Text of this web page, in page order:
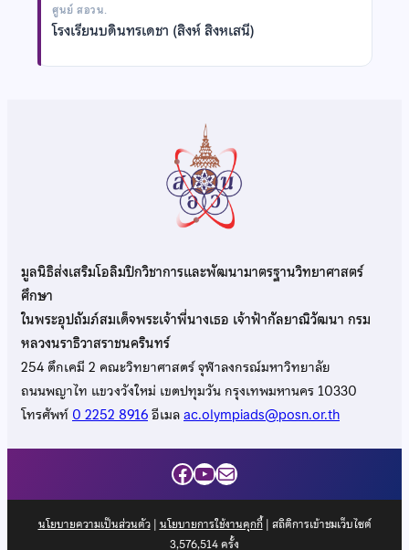
ศูนย์ สอวน.
โรงเรียนบดินทรเดชา (สิงห์ สิงหเสนี)
มูลนิธิส่งเสริมโอลิมปิกวิชาการและพัฒนามาตรฐานวิทยาศาสตร์
ศึกษา
ในพระอุปถัมภ์สมเด็จพระเจ้าพี่นางเธอ เจ้าฟ้ากัลยาณิวัฒนา กรม
หลวงนราธิวาสราชนครินทร์
254 ตึกเคมี 2 คณะวิทยาศาสตร์ จุฬาลงกรณ์มหาวิทยาลัย
ถนนพญาไท แขวงวังใหม่ เขตปทุมวัน กรุงเทพมหานคร 10330
โทรศัพท์0 2252 8916อีเมลac.olympiads@posn.or.th
Facebook
YouTube
Mail
นโยบายความเป็นส่วนตัว| นโยบายการใช้งานคุกกี้| สถิติการเข้าชมเว็บไซต์
3,576,514ครั้ง